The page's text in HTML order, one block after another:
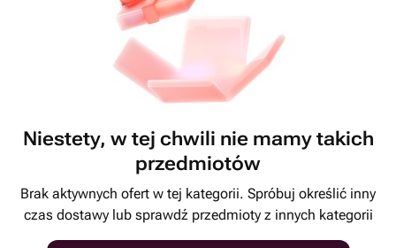
Niestety, w tej chwili nie mamy takich
przedmiotów
Brak aktywnych ofert w tej kategorii. Spróbuj określić inny
czas dostawy lub sprawdź przedmioty z innych kategorii